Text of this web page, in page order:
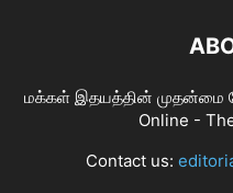
மக்கள் இதயத்தின் முதன்மை
Online -
Contact us: